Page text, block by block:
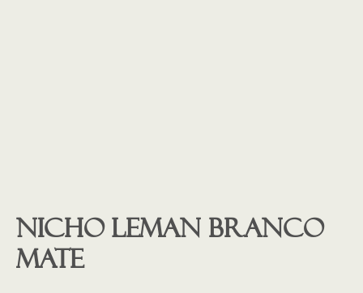
Nicho LEMAN branco
mate